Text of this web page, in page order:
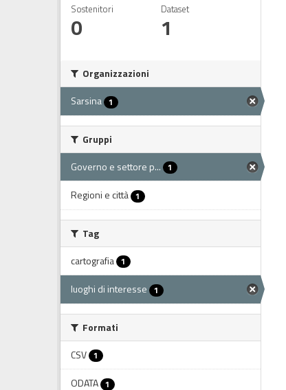
Sostenitori
0
Dataset
1
Organizzazioni
Sarsina 1
Gruppi
Governo e settore p... 1
Regioni e città 1
Tag
cartografia 1
luoghi di interesse 1
Formati
CSV 1
ODATA 1